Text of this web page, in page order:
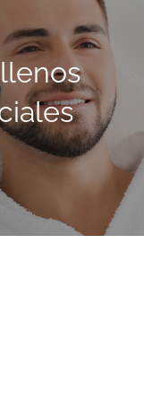
FACIALES
MÁS